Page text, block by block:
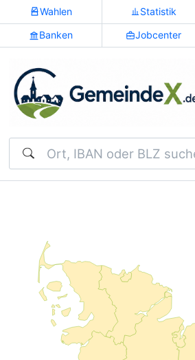
Wahlen Statistik
Banken Jobcenter
Suchen